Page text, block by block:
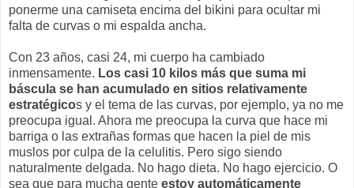
ponerme una camiseta encima del bikini para ocultar mi
falta de curvas o mi espalda ancha.
Con 23 años, casi 24, mi cuerpo ha cambiado
inmensamente. Los casi 10 kilos más que suma mi
báscula se han acumulado en sitios relativamente
estratégicos y el tema de las curvas, por ejemplo, ya no me
preocupa igual. Ahora me preocupa la curva que hace mi
barriga o las extrañas formas que hacen la piel de mis
muslos por culpa de la celulitis. Pero sigo siendo
naturalmente delgada. No hago dieta. No hago ejercicio. O
sea que para mucha gente estoy automáticamente